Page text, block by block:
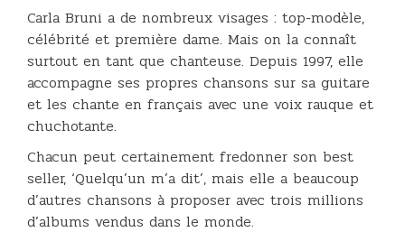
Carla Bruni a de nombreux visages : top-modèle,
célébrité et première dame. Mais on la connaît
surtout en tant que chanteuse. Depuis 1997, elle
accompagne ses propres chansons sur sa guitare
et les chante en français avec une voix rauque et
chuchotante.
Chacun peut certainement fredonner son best
seller, ‘Quelqu’un m’a dit’, mais elle a beaucoup
d’autres chansons à proposer avec trois millions
d’albums vendus dans le monde.